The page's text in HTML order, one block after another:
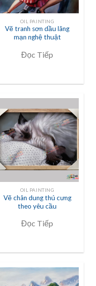
OIL PAINTING
Vẽ tranh sơn dầu lãng
mạn nghệ thuật
Đọc Tiếp
OIL PAINTING
Vẽ chân dung thú cưng
theo yêu cầu
Đọc Tiếp